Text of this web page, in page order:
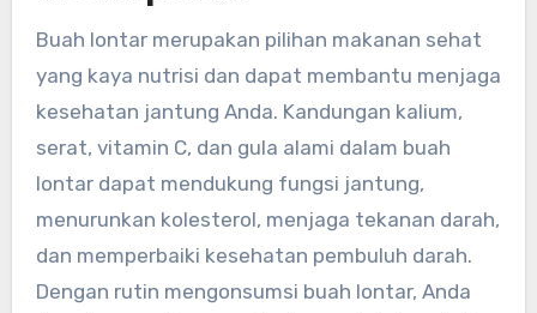
Buah lontar merupakan pilihan makanan sehat
yang kaya nutrisi dan dapat membantu menjaga
kesehatan jantung Anda. Kandungan kalium,
serat, vitamin C, dan gula alami dalam buah
lontar dapat mendukung fungsi jantung,
menurunkan kolesterol, menjaga tekanan darah,
dan memperbaiki kesehatan pembuluh darah.
Dengan rutin mengonsumsi buah lontar, Anda